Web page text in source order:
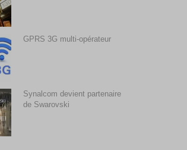
GPRS 3G multi-opérateur
Synalcom devient partenaire
de Swarovski